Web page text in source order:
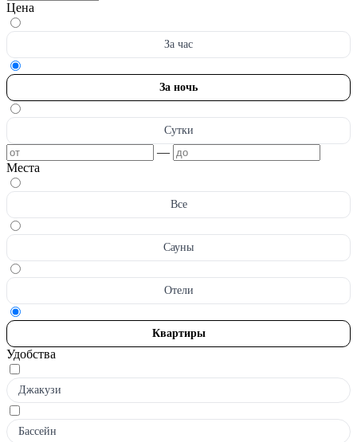
Цена
За час
За ночь
Сутки
—
Места
Все
Сауны
Отели
Квартиры
Удобства
Джакузи
Бассейн